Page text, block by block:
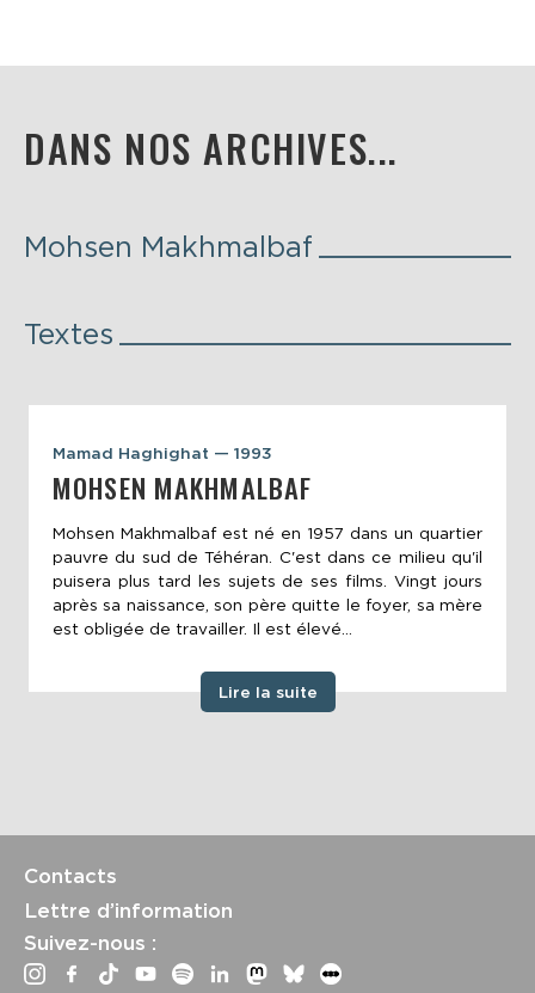
DANS NOS ARCHIVES...
Mohsen Makhmalbaf
Textes
Mamad Haghighat — 1993
MOHSEN MAKHMALBAF
Mohsen Makhmalbaf est né en 1957 dans un quartier
pauvre du sud de Téhéran. C'est dans ce milieu qu'il
puisera plus tard les sujets de ses films. Vingt jours
après sa naissance, son père quitte le foyer, sa mère
est obligée de travailler. Il est élevé...
Lire la suite
Contacts
Lettre d’information
Suivez-nous :